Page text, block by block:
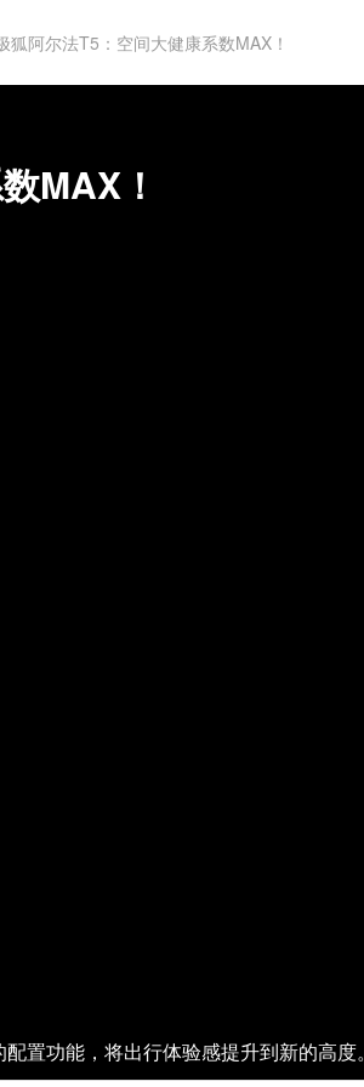
狐阿尔法T5：空间大健康系数MAX！
MAX！
置功能，将出行体验感提升到新的高度。